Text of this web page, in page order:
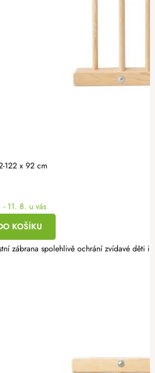
122 x 92 cm
- 11. 8. u vás
KOŠÍKU
zábrana spolehlivě ochrání zvídavé děti